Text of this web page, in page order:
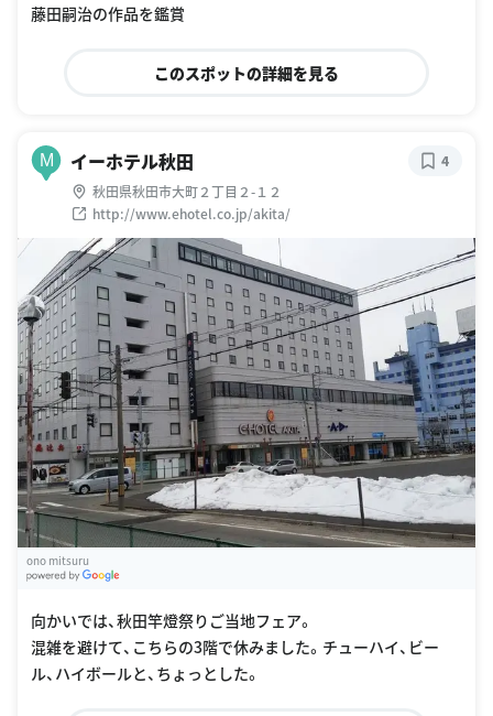
藤田嗣治の作品を鑑賞
このスポットの詳細を見る
M イーホテル秋田
秋田県秋田市大町２丁目２-１２
http://www.ehotel.co.jp/akita/
4
ono mitsuru
向かいでは、秋田竿燈祭りご当地フェア。
混雑を避けて、こちらの3階で休みました。チューハイ、ビー
ル、ハイボールと、ちょっとした。